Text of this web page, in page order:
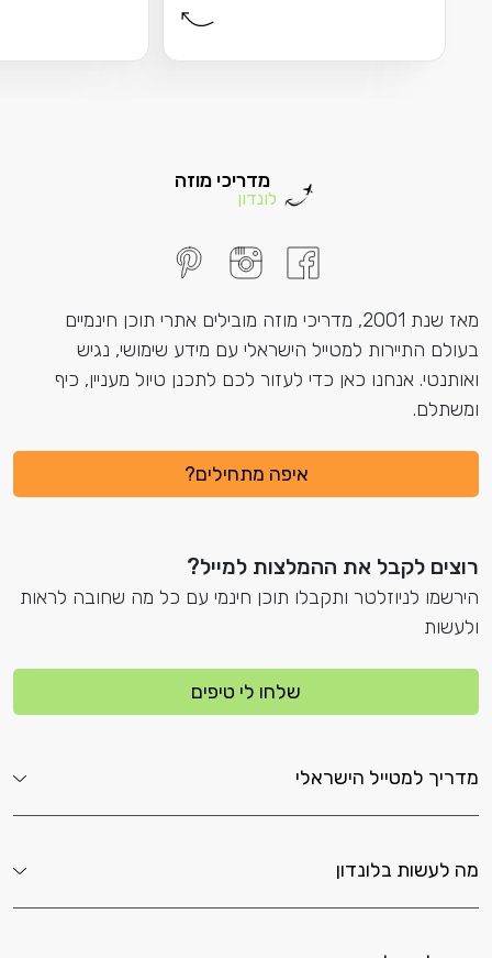
מדריכי מוזה
לונדון
מאז שנת 2001, מדריכי מוזה מובילים אתרי תוכן חינמיים
בעולם התיירות למטייל הישראלי עם מידע שימושי, נגיש
ואותנטי. אנחנו כאן כדי לעזור לכם לתכנן טיול מעניין, כיף
ומשתלם.
איפה מתחילים?
רוצים לקבל את ההמלצות למייל?
הירשמו לניוזלטר ותקבלו תוכן חינמי עם כל מה שחובה לראות
ולעשות
שלחו לי טיפים
מדריך למטייל הישראלי
מה לעשות בלונדון